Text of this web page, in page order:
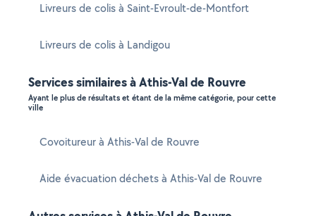
Livreurs de colis à Saint-Evroult-de-Montfort
Livreurs de colis à Landigou
Services similaires à Athis-Val de Rouvre
Ayant le plus de résultats et étant de la même catégorie, pour cette
ville
Covoitureur à Athis-Val de Rouvre
Aide évacuation déchets à Athis-Val de Rouvre